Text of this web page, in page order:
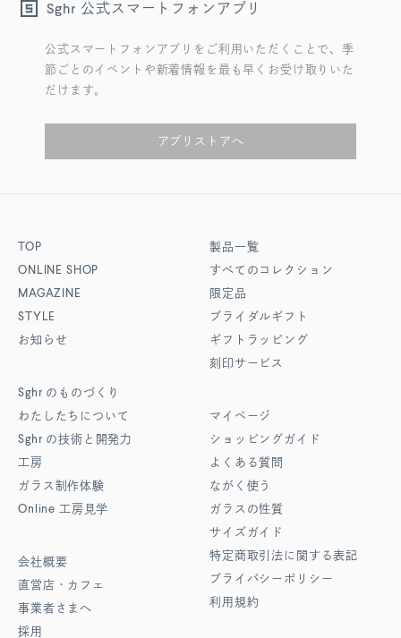
Sghr 公式スマートフォンアプリ
公式スマートフォンアプリをご利用いただくことで、季
節ごとのイベントや新着情報を最も早くお受け取りいた
だけます。
アプリストアへ
TOP
ONLINE SHOP
MAGAZINE
STYLE
お知らせ
Sghr のものづくり
わたしたちについて
Sghr の技術と開発力
工房
ガラス制作体験
Online 工房見学
会社概要
直営店・カフェ
事業者さまへ
採用
製品一覧
すべてのコレクション
限定品
ブライダルギフト
ギフトラッピング
刻印サービス
マイページ
ショッピングガイド
よくある質問
ながく使う
ガラスの性質
サイズガイド
特定商取引法に関する表記
プライバシーポリシー
利用規約